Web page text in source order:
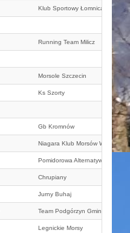
Klub Sportowy Łomnica
Running Team Milicz
Morsole Szczecin
Ks Szorty
Gb Kromnów
Niagara Klub Morsów Wolsztyn
Pomidorowa Alternatywa
Chrupiany
Jurny Buhaj
Team Podgórzyn Gmina
Legnickie Morsy